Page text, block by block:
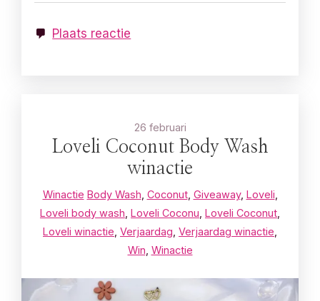
Plaats reactie
26 februari
Loveli Coconut Body Wash
winactie
Winactie Body Wash Coconut, Giveaway, Loveli
Loveli body wash Loveli Coconu Loveli Coconut
Loveli winactie Verjaardag Verjaardag winactie
Win Winactie